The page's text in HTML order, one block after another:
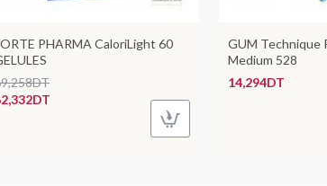
PHARMA CaloriLight 60
GUM Technique
Medium 528
14,294DT